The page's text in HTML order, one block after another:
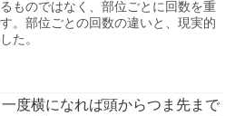
ものではなく、部位ごとに回数を重
。部位ごとの回数の違いと、現実的
た。
一度横になれば頭からつま先まで